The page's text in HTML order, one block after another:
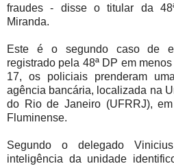
fraudes - disse o titular da
Miranda.
Este é o segundo caso de
registrado pela 48ª DP em
17, os policiais prenderam
agência bancária, localizada na
do Rio de Janeiro (UFRRJ),
Fluminense.
Segundo o delegado
inteligência da unidade